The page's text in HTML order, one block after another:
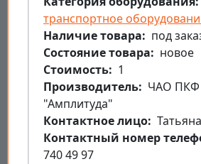
транспортное
Наличие товара
под
Состояние товара
новое
Стоимость
1
Производитель
ЧАО ПКФ
"Амплитуда"
Контактное лицо
Контактный номер
740 49 97